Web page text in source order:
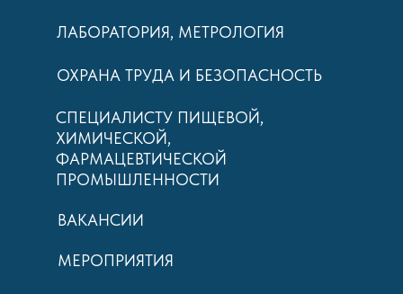
ЛАБОРАТОРИЯ, МЕТРОЛОГИЯ
ОХРАНА ТРУДА И БЕЗОПАСНОСТЬ
СПЕЦИАЛИСТУ ПИЩЕВОЙ,
ХИМИЧЕСКОЙ,
ФАРМАЦЕВТИЧЕСКОЙ
ПРОМЫШЛЕННОСТИ
ВАКАНСИИ
МЕРОПРИЯТИЯ